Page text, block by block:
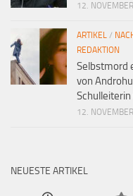
12.
ARTIKEL /
REDAKTION
Selbstmord
von
12.
NEUESTE ARTIKEL